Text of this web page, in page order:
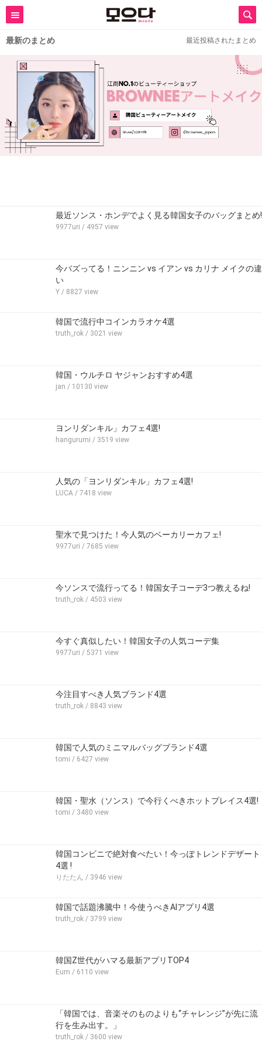
最新のまとめ 最近投稿されたまとめ
最近ソンス・ホンデでよく見る韓国女子のバッグまとめ!
9977uri / 4957 view
今バズってる！ニンニン vs イアン vs カリナ メイクの違
い
Y / 8827 view
韓国で流行中コインカラオケ4選
truth_rok / 3021 view
韓国・ウルチロ ヤジャンおすすめ4選
jan / 10130 view
ヨンリダンキル」カフェ4選!
hangurumi / 3519 view
人気の「ヨンリダンキル」カフェ4選!
LUCA / 7418 view
聖水で見つけた！今人気のベーカリーカフェ!
9977uri / 7685 view
今ソンスで流行ってる！韓国女子コーデ3つ教えるね!
truth_rok / 4503 view
今すぐ真似したい！韓国女子の人気コーデ集
9977uri / 5371 view
今注目すべき人気ブランド4選
truth_rok / 8843 view
韓国で人気のミニマルバッグブランド4選
tomi / 6427 view
韓国・聖水（ソンス）で今行くべきホットプレイス4選!
tomi / 3480 view
韓国コンビニで絶対食べたい！今っぽトレンドデザート
4選 !
りたたん / 3946 view
韓国で話題沸騰中！今使うべきAIアプリ4選
truth_rok / 3799 view
韓国Z世代がハマる最新アプリTOP4
Eum / 6110 view
「韓国では、音楽そのものよりも“チャレンジ”が先に流
行を生み出す。」
truth_rok / 3600 view